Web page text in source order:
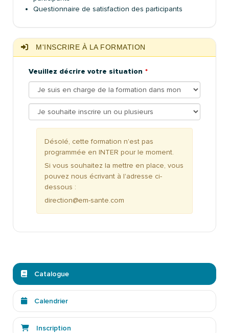
Questionnaire de satisfaction des participants
M'INSCRIRE À LA FORMATION
Veuillez décrire votre situation
Désolé, cette formation n'est pas
programmée en INTER pour le moment.
Si vous souhaitez la mettre en place, vous
pouvez nous écrivant à l'adresse ci-
dessous :
direction@em-sante.com
Catalogue
Calendrier
Inscription